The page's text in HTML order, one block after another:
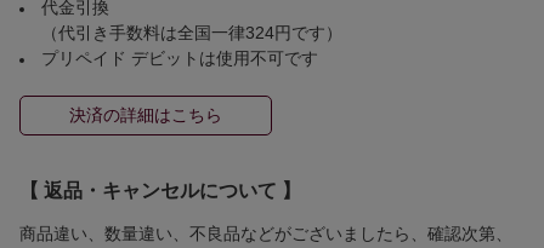
代金引換
（代引き手数料は全国一律324円です）
プリペイド デビットは使用不可です
決済の詳細はこちら
【 返品・キャンセルについて 】
商品違い、数量違い、不良品などがございましたら、確認次第、